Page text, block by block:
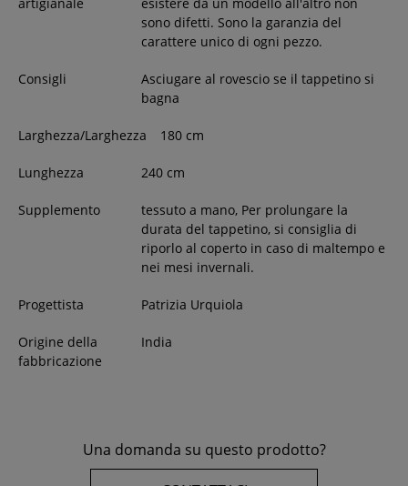
sono difetti. Sono la garanzia del
carattere unico di ogni pezzo.
Consigli
Asciugare al rovescio se il tappetino si
bagna
Larghezza/Larghezza 180 cm
Lunghezza 240cm
Supplemento
tessuto a mano, Per prolungare la
durata del tappetino, si consiglia di
riporlo al coperto in caso di maltempo e
nei mesi invernali.
Progettista Patrizia Urquiola
Origine della
fabbricazione
India
Una domanda su questo prodotto?